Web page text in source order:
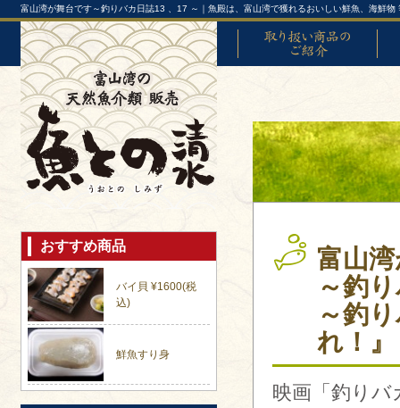
富山湾が舞台です～釣りバカ日誌13 、17 ～｜魚殿は、富山湾で獲れるおいしい鮮魚、海鮮
おすすめ商品
バイ貝 ¥1600(税
込)
鮮魚すり身
富山
～釣
～釣
れ！
映画「釣り